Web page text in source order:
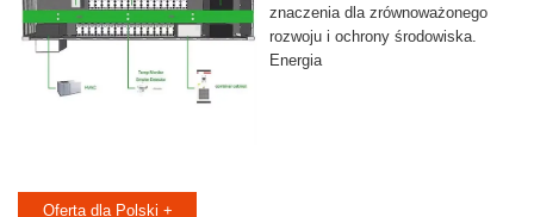
znaczenia dla zrównoważonego
rozwoju i ochrony środowiska.
Energia
Oferta dla Polski +